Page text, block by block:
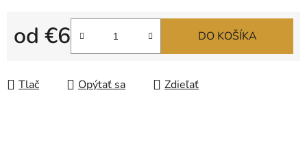
od €6
Jednotková cena:
DO KOŠÍKA
Tlač Opýtať sa Zdieľať